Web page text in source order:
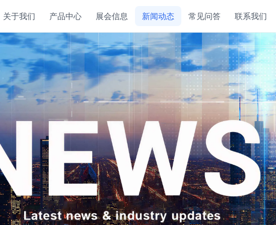
关于我们 产品中心 展会信息 新闻动态 常见问答 联系我们